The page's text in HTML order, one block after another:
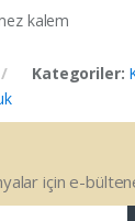
kalem
Kategoriler:
için e-